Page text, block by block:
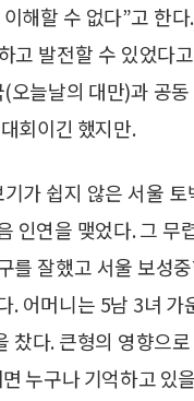
해할 수 없다”고 한
고 발전할 수 있었다
오늘날의 대만)과 공
회이긴 했지만.
가 쉽지 않은 서울
인연을 맺었다. 그
를 잘했고 서울 보성
. 어머니는 5남 3녀
찼다. 큰형의 영향으
누구나 기억하고 있